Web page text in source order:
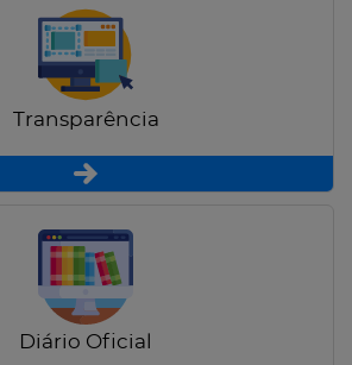
Transparência
Diário Oficial